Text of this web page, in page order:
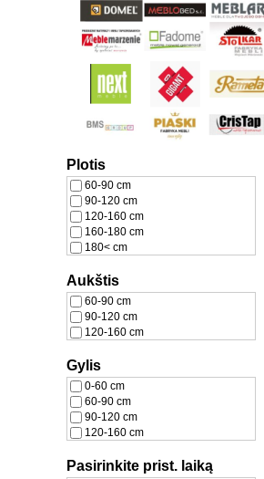
Plotis
60-90 cm
90-120 cm
120-160 cm
160-180 cm
180< cm
Aukštis
60-90 cm
90-120 cm
120-160 cm
Gylis
0-60 cm
60-90 cm
90-120 cm
120-160 cm
Pasirinkite prist. laiką